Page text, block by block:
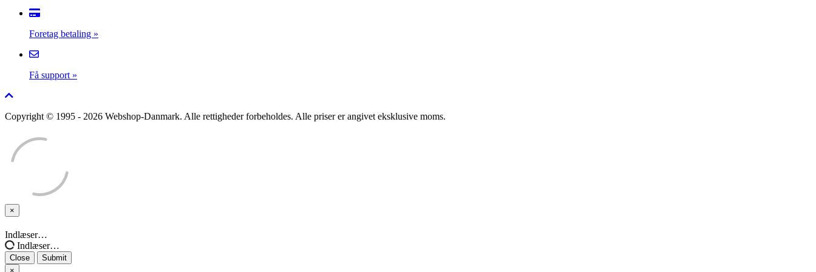
Foretag betaling »
Få support »
Copyright © 1995 - 2026 Webshop-Danmark. Alle rettigheder forbeholdes. Alle priser er angivet eksklusive moms.
×
Close
Indlæser…
Indlæser…
Close
Submit